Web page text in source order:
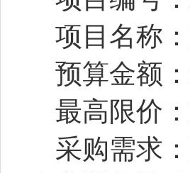
项目名称：
预算金额：
最高限价：
采购需求：